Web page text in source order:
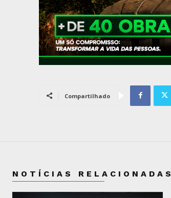
Compartilhado
NOTÍCIAS RELACIONADAS